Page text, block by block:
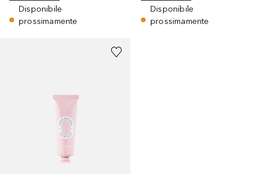
Disponibile
prossimamente
Disponibile
prossimamente